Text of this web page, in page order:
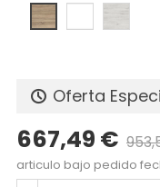
Oferta
667,49 €
articulo bajo pedido